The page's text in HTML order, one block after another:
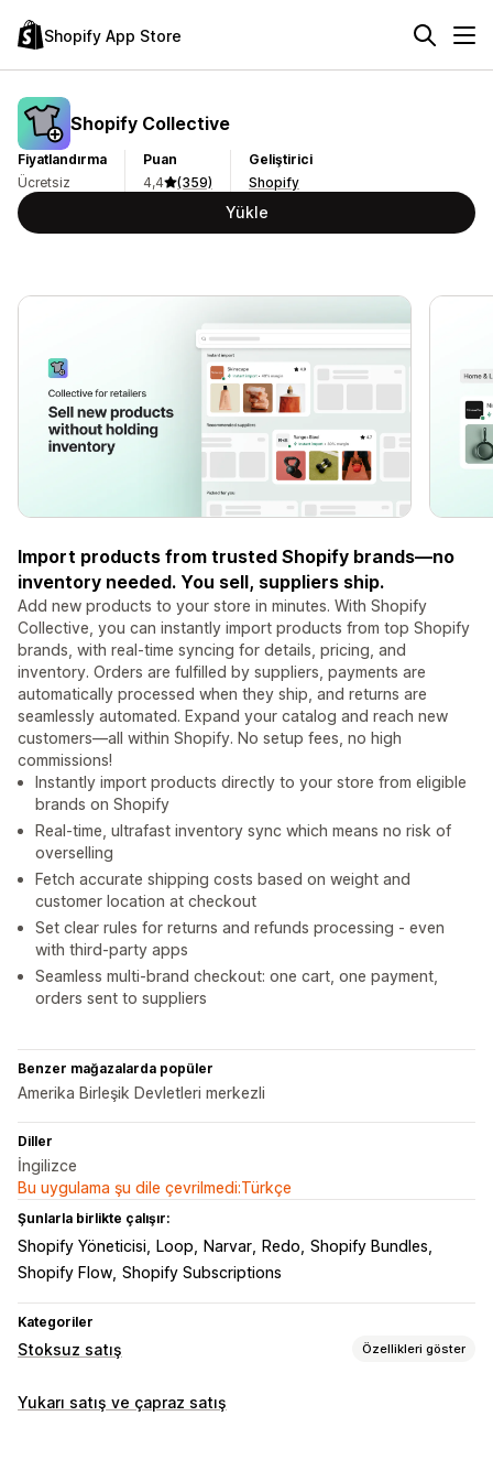
Shopify App Store
Shopify Collective
Fiyatlandırma
Ücretsiz
Puan
4,4
(359)
Geliştirici
Shopify
Yükle
Import products from trusted Shopify brands—no
inventory needed. You sell, suppliers ship.
Add new products to your store in minutes. With Shopify
Collective, you can instantly import products from top Shopify
brands, with real-time syncing for details, pricing, and
inventory. Orders are fulfilled by suppliers, payments are
automatically processed when they ship, and returns are
seamlessly automated. Expand your catalog and reach new
customers—all within Shopify. No setup fees, no high
commissions!
Instantly import products directly to your store from eligible
brands on Shopify
Real-time, ultrafast inventory sync which means no risk of
overselling
Fetch accurate shipping costs based on weight and
customer location at checkout
Set clear rules for returns and refunds processing - even
with third-party apps
Seamless multi-brand checkout: one cart, one payment,
orders sent to suppliers
Benzer mağazalarda popüler
Amerika Birleşik Devletleri merkezli
Diller
İngilizce
Bu uygulama şu dile çevrilmedi:Türkçe
Şunlarla birlikte çalışır:
Shopify Yöneticisi Loop Narvar Redo Shopify Bundles
Shopify Flow Shopify Subscriptions
Kategoriler
Stoksuz satış Özellikleri göster
Satabileceğiniz ürünler
Yukarı satış ve çapraz satış